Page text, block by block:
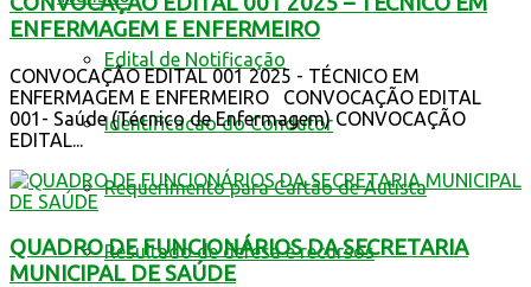
Edital de Notificação
Identificacao do Condutor
Requerimento para Cartão de Autista
Resultado de defesa e recursos
ENFERMAGEM E ENFERMEIRO
CONVOCAÇÃO EDITAL 001 2025 - TÉCNICO EM
ENFERMAGEM E ENFERMEIRO CONVOCAÇÃO EDITAL
001- Saúde (Técnico de Enfermagem) CONVOCAÇÃO
EDITAL...
QUADRO DE FUNCIONÁRIOS DA SECRETARIA
MUNICIPAL DE SAÚDE